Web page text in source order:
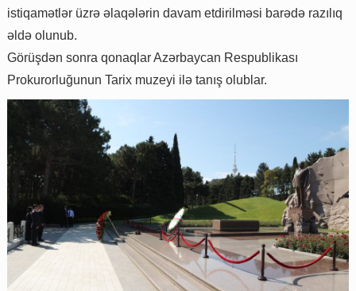
istiqamətlər üzrə əlaqələrin davam etdirilməsi barədə razılıq
əldə olunub.
Görüşdən sonra qonaqlar Azərbaycan Respublikası
Prokurorluğunun Tarix muzeyi ilə tanış olublar.